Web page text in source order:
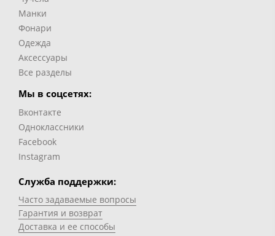
Манки
Фонари
Одежда
Аксессуары
Все разделы
Мы в соцсетях:
Вконтакте
Одноклассники
Facebook
Instagram
Служба поддержки:
Часто задаваемые вопросы
Гарантия и возврат
Доставка и ее способы